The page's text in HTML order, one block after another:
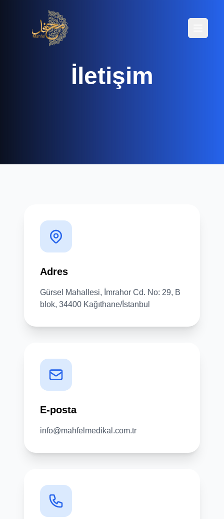
İletişim
Adres
Gürsel Mahallesi, İmrahor Cd. No: 29, B
blok, 34400 Kağıthane/İstanbul
E-posta
info@mahfelmedikal.com.tr